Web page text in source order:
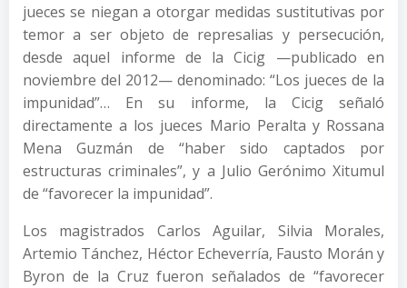
jueces se niegan a otorgar medidas sustitutivas por
temor a ser objeto de represalias y persecución,
desde aquel informe de la Cicig —publicado en
noviembre del 2012— denominado: “Los jueces de la
impunidad”… En su informe, la Cicig señaló
directamente a los jueces Mario Peralta y Rossana
Mena Guzmán de “haber sido captados por
estructuras criminales”, y a Julio Gerónimo Xitumul
de “favorecer la impunidad”.
Los magistrados Carlos Aguilar, Silvia Morales,
Artemio Tánchez, Héctor Echeverría, Fausto Morán y
Byron de la Cruz fueron señalados de “favorecer